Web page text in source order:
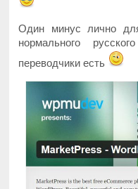
Один минус лично
нормального
переводчики есть